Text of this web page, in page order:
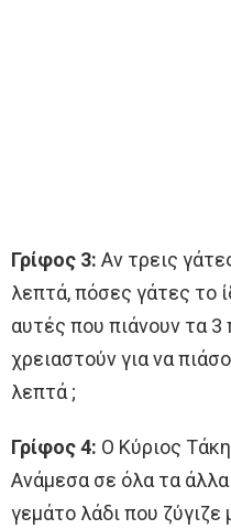
Γρίφος 3: Αν τρεις
λεπτά, πόσες γάτες το
αυτές που πιάνουν τα 3
χρειαστούν για να
λεπτά ;
Γρίφος 4: Ο Κύριος
Ανάμεσα σε όλα τα
γεμάτο λάδι που ζύγιζε